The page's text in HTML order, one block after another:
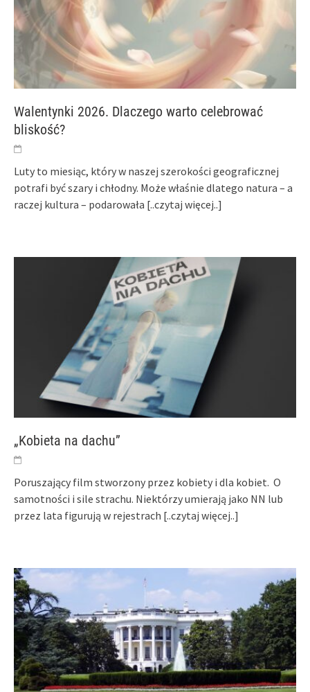
Walentynki 2026. Dlaczego warto celebrować
bliskość?
Luty to miesiąc, który w naszej szerokości geograficznej
potrafi być szary i chłodny. Może właśnie dlatego natura – a
raczej kultura – podarowała [..czytaj więcej..]
„Kobieta na dachu”
Poruszający film stworzony przez kobiety i dla kobiet. O
samotności i sile strachu. Niektórzy umierają jako NN lub
przez lata figurują w rejestrach [..czytaj więcej..]